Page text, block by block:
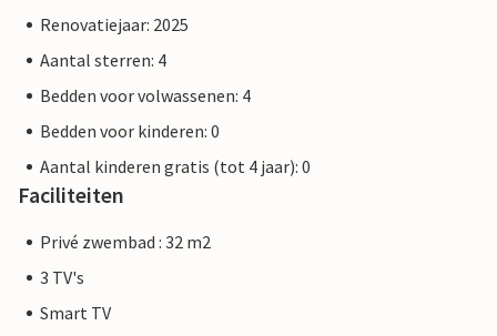
Renovatiejaar: 2025
Aantal sterren: 4
Bedden voor volwassenen: 4
Bedden voor kinderen: 0
Aantal kinderen gratis (tot 4 jaar): 0
Faciliteiten
Privé zwembad : 32 m2
3 TV's
Smart TV